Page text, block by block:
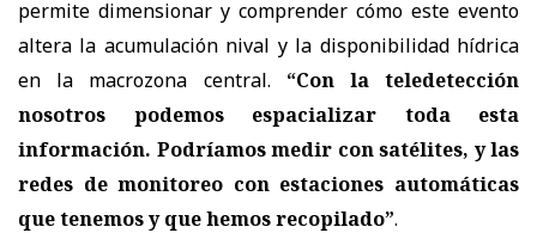
permite dimensionar y comprender cómo este evento
altera la acumulación nival y la disponibilidad hídrica
en la macrozona central.
“Con la teledetección
nosotros podemos espacializar toda esta
información. Podríamos medir con satélites, y las
redes de monitoreo con estaciones automáticas
que tenemos y que hemos recopilado”.